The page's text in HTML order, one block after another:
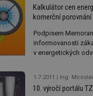
Kalkulátor cen
komerční
Podpisem
informovanosti
v energetických
1 rok trvající
nezávislosti
1.7.2011 Ing.
10. výročí portálu